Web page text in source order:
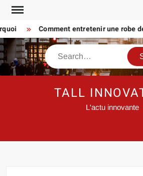
Skip
content
Comment entretenir une robe de
Search
TALL
L'actu innovante